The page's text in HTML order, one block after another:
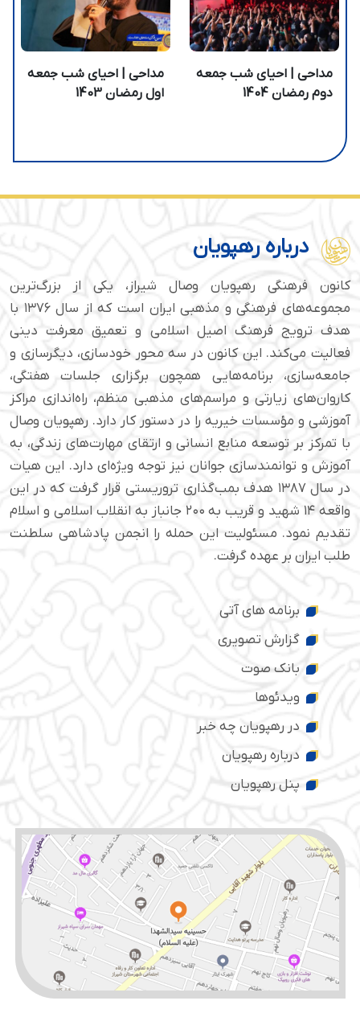
مداحی | احیای شب جمعه
دوم رمضان 1404
مداحی | احیای شب جمعه
اول رمضان 1403
درباره رهپویان
کانون فرهنگی رهپویان وصال شیراز، یکی از بزرگ‌ترین
مجموعه‌های فرهنگی و مذهبی ایران است که از سال ۱۳۷۶ با
هدف ترویج فرهنگ اصیل اسلامی و تعمیق معرفت دینی
فعالیت می‌کند. این کانون در سه محور خودسازی، دیگرسازی و
جامعه‌سازی، برنامه‌هایی همچون برگزاری جلسات هفتگی،
کاروان‌های زیارتی و مراسم‌های مذهبی منظم، راه‌اندازی مراکز
آموزشی و مؤسسات خیریه را در دستور کار دارد. رهپویان وصال
با تمرکز بر توسعه منابع انسانی و ارتقای مهارت‌های زندگی، به
آموزش و توانمندسازی جوانان نیز توجه ویژه‌ای دارد. این هیات
در سال ۱۳۸۷ هدف بمب‌گذاری تروریستی قرار گرفت که در این
واقعه ۱۴ شهید و قریب به ۲۰۰ جانباز به انقلاب اسلامی و اسلام
تقدیم نمود. مسئولیت این حمله را انجمن پادشاهی سلطنت
طلب ایران بر عهده گرفت.
برنامه های آتی
گزارش تصویری
بانک صوت
ویدئوها
در رهپویان چه خبر
درباره رهپویان
پنل رهپویان